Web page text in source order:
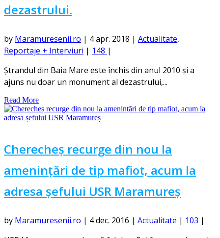
dezastrului.
by Maramuresenii.ro | 4 apr. 2018 | Actualitate,
Reportaje + Interviuri | 148 |
Ștrandul din Baia Mare este închis din anul 2010 și a
ajuns nu doar un monument al dezastrului,...
Read More
Cherecheș recurge din nou la
amenințări de tip mafiot, acum la
adresa șefului USR Maramureș
by Maramuresenii.ro | 4 dec. 2016 | Actualitate | 103 |